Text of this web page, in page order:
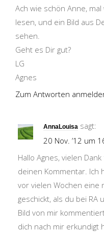
Ach wie schön Anne,
lesen, und ein Bild aus
sehen.
Geht es Dir gut?
LG
Agnes
Zum Antworten
AnnaLouisa sagt:
20 Nov. ’12 um
Hallo Agnes, vielen
deinen Kommentar. Ich
vor vielen Wochen eine
geschickt, als du bei RA
Bild von mir
dich nach mir erkundigt